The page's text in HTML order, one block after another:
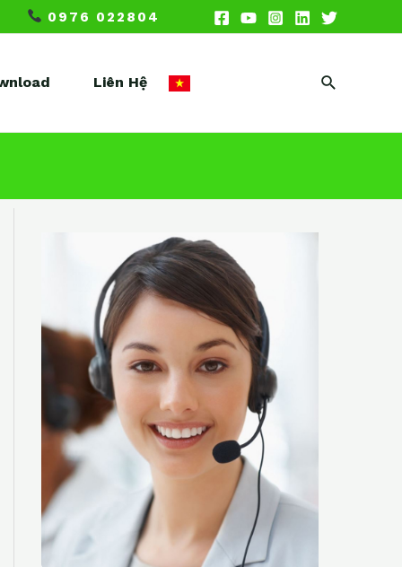
0976 022804
Liên Hệ Search